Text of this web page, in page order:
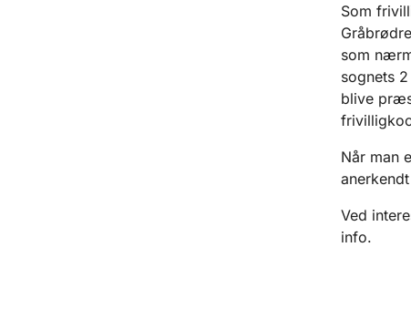
Som
som
sognets
blive
Når man
Ved
info.